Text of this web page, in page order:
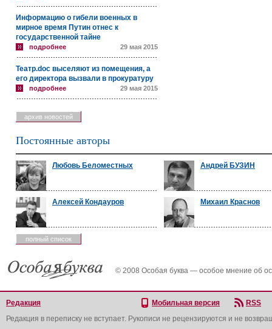
Информацию о гибели военных в
мирное время Путин отнес к
государственной тайне
подробнее 29 мая 2015
Театр.doc выселяют из помещения, а
его директора вызвали в прокуратуру
подробнее 29 мая 2015
архив новостей
Постоянные авторы
Любовь Беломестных Андрей БУЗИН
Алексей Кондауров Михаил Краснов
полный список
© 2008 Особая буква — особое мнение об
Редакция Мобильная версия
RSS
Редакция в переписку не вступает. Рукописи не рецензируются и не